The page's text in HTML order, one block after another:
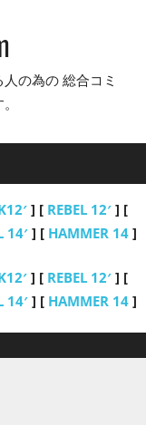
の為の 総合コミ
] [ REBEL 12′ ] [
14′] [ HAMMER 14]
] [ REBEL 12′ ] [
14′] [ HAMMER 14]